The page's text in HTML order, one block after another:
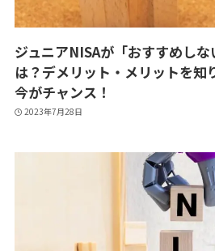
ジュニアNISAが「おすすめし
は？デメリット・メリットを知
今がチャンス！
2023年7月28日